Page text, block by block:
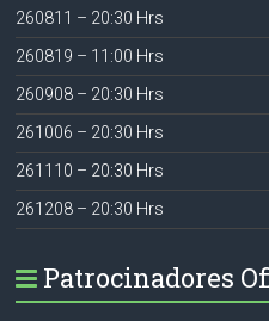
260811 – 20:30 Hrs
260819 – 11:00 Hrs
260908 – 20:30 Hrs
261006 – 20:30 Hrs
261110 – 20:30 Hrs
261208 – 20:30 Hrs
Patrocinadores